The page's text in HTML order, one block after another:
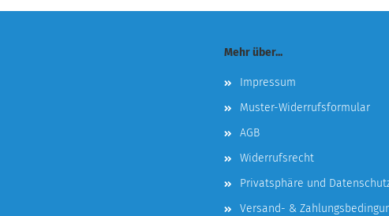
Mehr über...
Impressum
Muster-Widerrufsformular
AGB
Widerrufsrecht
Privatsphäre und
Versand- &